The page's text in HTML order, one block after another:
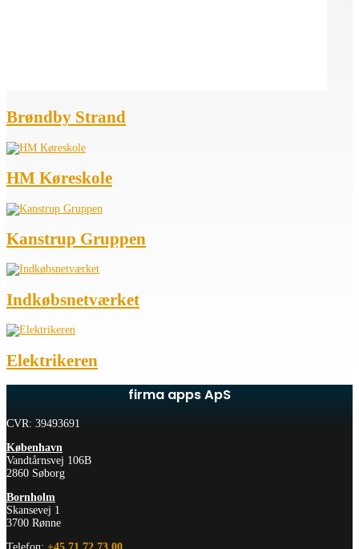
Brøndby Strand
HM Køreskole
Kanstrup Gruppen
Indkøbsnetværket
Elektrikeren
firma apps ApS
CVR: 39493691
København
Vandtårnsvej 106B
2860 Søborg
Bornholm
Skansevej 1
3700 Rønne